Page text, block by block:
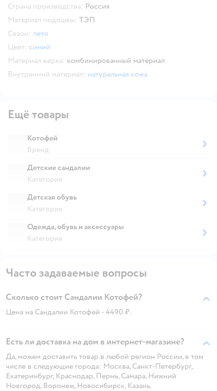
Страна производства: Россия
Материал подошвы: ТЭП
Сезон: лето
Цвет: синий
Материал верха: комбинированный материал
Внутренний материал: натуральная кожа
Ещё товары
Котофей
Бренд
Детские сандалии
Категория
Детская обувь
Категория
Одежда, обувь и аксессуары
Категория
Часто задаваемые вопросы
Сколько стоит Сандалии Котофей?
Цена на Сандалии Котофей - 4490 ₽.
Есть ли доставка на дом в интернет-магазине?
Да, можем доставить товар в любой регион России, в том
числе в следующие города: Москва, Санкт-Петербург,
Екатеринбург, Краснодар, Пермь, Самара, Нижний
Новгород, Воронеж, Новосибирск, Казань.